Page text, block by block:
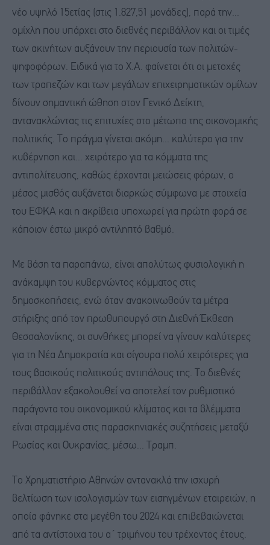
νέο υψηλό 15ετίας (στις 1.827,51 μονάδες), παρά την...
ομίχλη που υπάρχει στο διεθνές περιβάλλον και οι τιμές
των ακινήτων αυξάνουν την περιουσία των πολιτών-
ψηφοφόρων. Ειδικά για το Χ.Α. φαίνεται ότι οι μετοχές
των τραπεζών και των μεγάλων επιχειρηματικών ομίλων
δίνουν σημαντική ώθηση στον Γενικό Δείκτη,
αντανακλώντας τις επιτυχίες στο μέτωπο της οικονομικής
πολιτικής. Το πράγμα γίνεται ακόμη... καλύτερο για την
κυβέρνηση και... χειρότερο για τα κόμματα της
αντιπολίτευσης, καθώς έρχονται μειώσεις φόρων, ο
μέσος μισθός αυξάνεται διαρκώς σύμφωνα με στοιχεία
του ΕΦΚΑ και η ακρίβεια υποχωρεί για πρώτη φορά σε
κάποιον έστω μικρό αντιληπτό βαθμό.
Με βάση τα παραπάνω, είναι απολύτως φυσιολογική η
ανάκαμψη του κυβερνώντος κόμματος στις
δημοσκοπήσεις, ενώ όταν ανακοινωθούν τα μέτρα
στήριξης από τον πρωθυπουργό στη Διεθνή Έκθεση
Θεσσαλονίκης, οι συνθήκες μπορεί να γίνουν καλύτερες
για τη Νέα Δημοκρατία και σίγουρα πολύ χειρότερες για
τους βασικούς πολιτικούς αντιπάλους της. Το διεθνές
περιβάλλον εξακολουθεί να αποτελεί τον ρυθμιστικό
παράγοντα του οικονομικού κλίματος και τα βλέμματα
είναι στραμμένα στις παρασκηνιακές συζητήσεις μεταξύ
Ρωσίας και Ουκρανίας, μέσω... Τραμπ.
Το Χρηματιστήριο Αθηνών αντανακλά την ισχυρή
βελτίωση των ισολογισμών των εισηγμένων εταιρειών, η
οποία φάνηκε στα μεγέθη του 2024 και επιβεβαιώνεται
από τα αντίστοιχα του α΄ τριμήνου του τρέχοντος έτους.